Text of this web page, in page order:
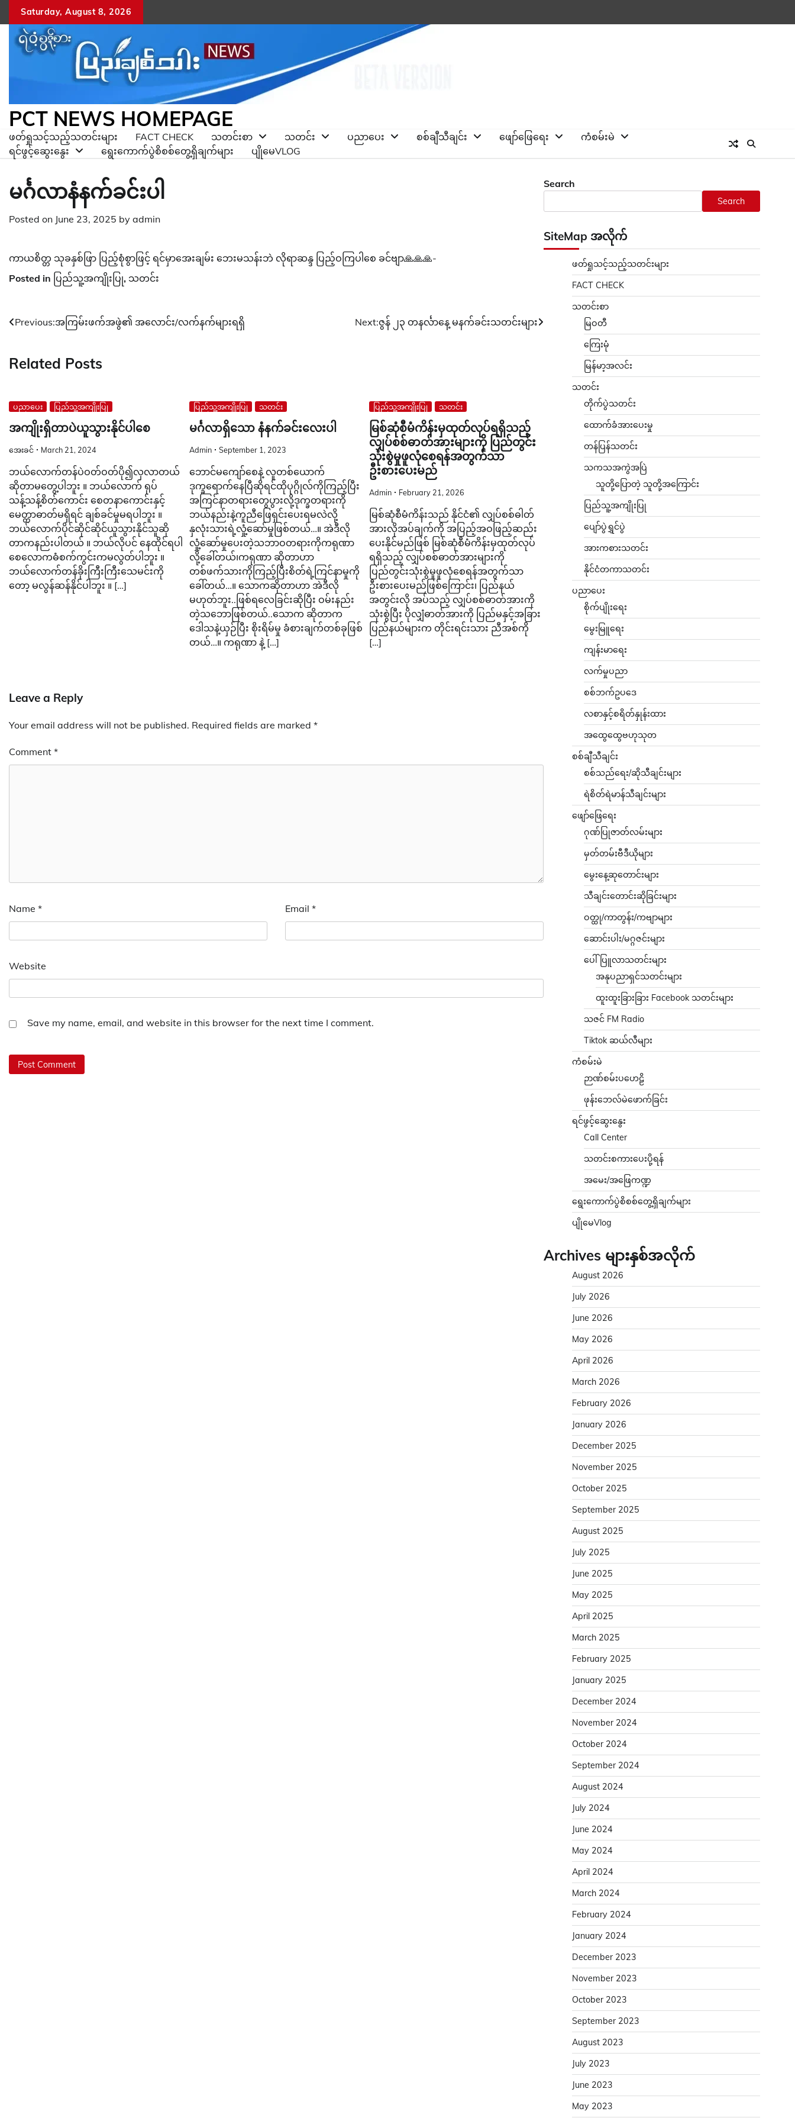
content
Saturday, August 8, 2026
PCT NEWS HOMEPAGE
ဖတ်ရှုသင့်သည့်သတင်းများ FACT CHECK သတင်းစာ သတင်း ပညာပေး စစ်ချီသီချင်း ဖျော်ဖြေရေး
ကံစမ်းမဲ
ရင်ဖွင့်ဆွေးနွေး
ရွေးကောက်ပွဲစိစစ်တွေ့ရှိချက်များ ပျိုမေVLOG
မင်္ဂလာနံနက်ခင်းပါ
Posted on June 23, 2025 by admin
ကာယစိတ္တ သုခနှစ်ဖြာ ပြည့်စုံစွာဖြင့် ရင်မှာအေးချမ်း ဘေးမသန်းဘဲ လိုရာဆန္ဒ ပြည့်ဝကြပါစေ ခင်ဗျာ🙏🙏🙏-
Posted in ပြည်သူ့အကျိုးပြု, သတင်း
Post
Previous:အကြမ်းဖက်အဖွဲ၏ အလောင်း/လက်နက်များရရှိ Next:ဇွန် ၂၃ တနင်္လာနေ့ မနက်ခင်းသတင်းများ
Related Posts
ပညာပေး ပြည်သူ့အကျိုးပြု
အကျိုးရှိတာပဲယူသွားနိုင်ပါစေ
အေးခင် March 21, 2024
ဘယ်လောက်တန်ပဲဝတ်ဝတ်ပို၍လှလာတယ်
ဆိုတာမတွေ့ပါဘူး ။ ဘယ်လောက် ရုပ်
သန့်သန့်စိတ်ကောင်း စေတနာကောင်းနှင့်
မေတ္တာဓာတ်မရှိရင် ချစ်ခင်မှုမရပါဘူး ။
ဘယ်လောက်ပိုင်ဆိုင်ဆိုင်ယူသွားနိုင်သူဆို
တာကနည်းပါတယ် ။ ဘယ်လိုပင် နေထိုင်ရပါ
စေလောကဓံစက်ကွင်းကမလွတ်ပါဘူး ။
ဘယ်လောက်တန်ခိုးကြီးကြီးသေမင်းကို
တော့ မလွန်ဆန်နိုင်ပါဘူး ။ […]
ပြည်သူ့အကျိုးပြု သတင်း
မင်္ဂလာရှိသော နံနက်ခင်းလေးပါ
Admin September 1, 2023
ဘောင်မကျော်စေနဲ့ လူတစ်ယောက်
ဒုက္ခရောက်နေပြီဆိုရင်ထိုပုဂ္ဂိုလ်ကိုကြည့်ပြီး
အကြင်နာတရားတွေပွားလို့ဒုက္ခတရားကို
ဘယ်နည်းနဲ့ကူညီဖြေရှင်းပေးရမလဲလို့
နှလုံးသားရဲ့လှုံ့ဆော်မှုဖြစ်တယ်…။ အဲဒီလို
လှုံ့ဆော်မှုပေးတဲ့သဘာဝတရားကိုကရုဏာ
လို့ခေါ်တယ်၊ကရုဏာ ဆိုတာဟာ
တစ်ဖက်သားကိုကြည့်ပြီးစိတ်ရဲ့ကြင်နာမှုကို
ခေါ်တယ်…။ သောကဆိုတာဟာ အဲဒီလို
မဟုတ်ဘူး..ဖြစ်ရလေခြင်းဆိုပြီး ဝမ်းနည်း
တဲ့သဘောဖြစ်တယ်..သောက ဆိုတာက
ဒေါသနဲ့ယှဉ်ပြီး စိုးရိမ်မှု ခံစားချက်တစ်ခုဖြစ်
တယ်…။ ကရုဏာ နဲ့ […]
ပြည်သူ့အကျိုးပြု သတင်း
မြစ်ဆုံစီမံကိန်းမှထုတ်လုပ်ရရှိသည့်
လျှပ်စစ်ဓာတ်အားများကို ပြည်တွင်း
သုံးစွဲမှုဖူလုံစေရန်အတွက်သာ
ဦးစားပေးမည်
Admin February 21, 2026
မြစ်ဆုံစီမံကိန်းသည် နိုင်ငံ၏ လျှပ်စစ်ဓါတ်
အားလိုအပ်ချက်ကို အပြည့်အဝဖြည့်ဆည်း
ပေးနိုင်မည်ဖြစ် မြစ်ဆုံစီမံကိန်းမှထုတ်လုပ်
ရရှိသည့် လျှပ်စစ်ဓာတ်အားများကို
ပြည်တွင်းသုံးစွဲမှုဖူလုံစေရန်အတွက်သာ
ဦးစားပေးမည်ဖြစ်ကြောင်း၊ ပြည်နယ်
အတွင်းလို အပ်သည့် လျှပ်စစ်ဓာတ်အားကို
သုံးစွဲပြီး ပိုလျှံဓာတ်အားကို ပြည်မနှင့်အခြား
ပြည်နယ်များက တိုင်းရင်းသား ညီအစ်ကို
[…]
Leave a Reply
Your email address will not be published. Required fields are marked *
Comment *
Name * Email *
Website
Save my name, email, and website in this browser for the next time I comment.
Search
Search
SiteMap အလိုက်
ဖတ်ရှုသင့်သည့်သတင်းများ
FACT CHECK
သတင်းစာ
မြဝတီ
ကြေးမုံ
မြန်မာ့အလင်း
သတင်း
တိုက်ပွဲသတင်း
ထောက်ခံအားပေးမှု
တန်ပြန်သတင်း
သကသအကွဲအပြဲ
သူတို့ပြောတဲ့ သူတို့အကြောင်း
ပြည်သူ့အကျိုးပြု
ပျော်ပွဲရွှင်ပွဲ
အားကစားသတင်း
နိုင်ငံတကာသတင်း
ပညာပေး
စိုက်ပျိုးရေး
မွေးမြူရေး
ကျန်းမာရေး
လက်မှုပညာ
စစ်ဘက်ဥပဒေ
လစာနှင့်စရိတ်နှုန်းထား
အထွေထွေဗဟုသုတ
စစ်ချီသီချင်း
စစ်သည်ရေး/ဆိုသီချင်းများ
ရဲစိတ်ရဲမာန်သီချင်းများ
ဖျော်ဖြေရေး
ဂုဏ်ပြုဇာတ်လမ်းများ
မှတ်တမ်းဗီဒီယိုများ
မွေးနေ့ဆုတောင်းများ
သီချင်းတောင်းဆိုခြင်းများ
ဝတ္ထု/ကာတွန်း/ကဗျာများ
ဆောင်းပါး/မဂ္ဂဇင်းများ
ပေါ်ပြူလာသတင်းများ
အနုပညာရှင်သတင်းများ
ထူးထူးခြားခြား Facebook သတင်းများ
သဇင် FM Radio
Tiktok ဆယ်လီများ
ကံစမ်းမဲ
ဉာဏ်စမ်းပဟေဠိ
ဖုန်းဘေလ်မဲဖောက်ခြင်း
ရင်ဖွင့်ဆွေးနွေး
Call Center
သတင်းစကားပေးပို့ရန်
အမေး/အဖြေကဏ္ဍ
ရွေးကောက်ပွဲစိစစ်တွေ့ရှိချက်များ
ပျိုမေVlog
Archives များနှစ်အလိုက်
August 2026
July 2026
June 2026
May 2026
April 2026
March 2026
February 2026
January 2026
December 2025
November 2025
October 2025
September 2025
August 2025
July 2025
June 2025
May 2025
April 2025
March 2025
February 2025
January 2025
December 2024
November 2024
October 2024
September 2024
August 2024
July 2024
June 2024
May 2024
April 2024
March 2024
February 2024
January 2024
December 2023
November 2023
October 2023
September 2023
August 2023
July 2023
June 2023
May 2023